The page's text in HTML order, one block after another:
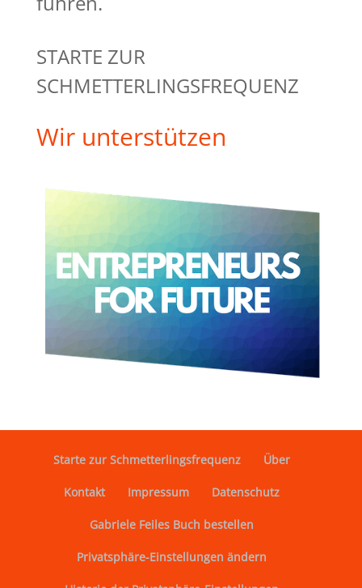
STARTE ZUR
SCHMETTERLINGSFREQUENZ
Wir unterstützen
Starte zur Schmetterlingsfrequenz Über
Kontakt Impressum Datenschutz
Gabriele Feiles Buch bestellen
Privatsphäre-Einstellungen ändern